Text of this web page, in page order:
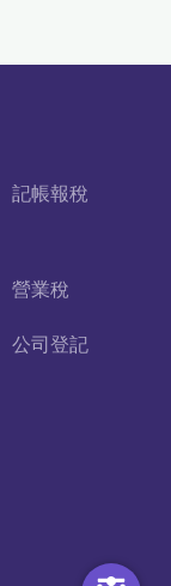
記帳報稅
營業稅
公司登記